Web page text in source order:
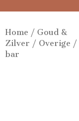
Home / Goud &
Zilver / Overige /
bar